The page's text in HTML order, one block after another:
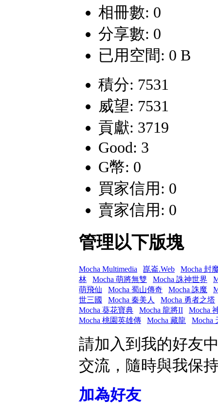
相冊數: 0
分享數: 0
已用空間: 0 B
積分: 7531
威望: 7531
貢獻: 3719
Good: 3
G幣: 0
買家信用: 0
賣家信用: 0
管理以下版塊
Mocha Multimedia 崑崙.Web
Mocha 封
林
Mocha 萌將無雙 Mocha 誅神世界
萌飛仙
Mocha 蜀山傳奇 Mocha 誅魔
世三國
Mocha 秦美人
Mocha 勇者之塔
Mocha 葵花寶典
Mocha 龍將II
Mocha
Mocha 桃園英雄傳
Mocha 藏龍 Mocha
請加入到我的好友
交流，隨時與我保
加為好友